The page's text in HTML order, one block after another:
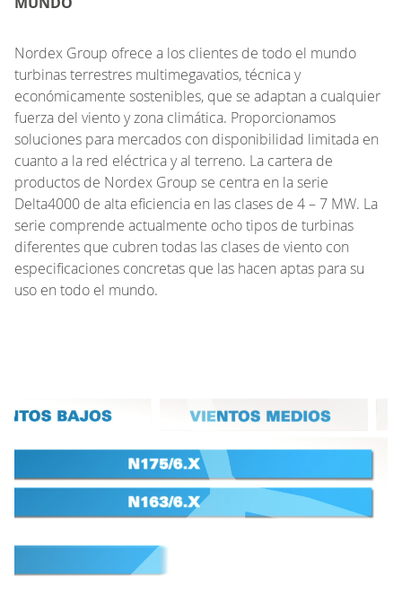
Nordex Group ofrece a los clientes de todo el mundo
turbinas terrestres multimegavatios, técnica y
económicamente sostenibles, que se adaptan a cualquier
fuerza del viento y zona climática. Proporcionamos
soluciones para mercados con disponibilidad limitada en
cuanto a la red eléctrica y al terreno. La cartera de
productos de Nordex Group se centra en la serie
Delta4000 de alta eficiencia en las clases de 4 – 7 MW. La
serie comprende actualmente ocho tipos de turbinas
diferentes que cubren todas las clases de viento con
especificaciones concretas que las hacen aptas para su
uso en todo el mundo.